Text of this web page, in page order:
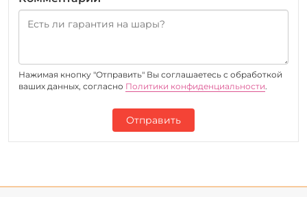
Нажимая кнопку "Отправить" Вы соглашаетесь c обработкой
ваших данных, согласно Политики конфиденциальности.
Отправить